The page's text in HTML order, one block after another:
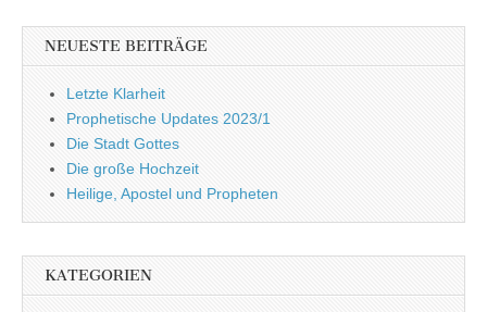
NEUESTE BEITRÄGE
Letzte Klarheit
Prophetische Updates 2023/1
Die Stadt Gottes
Die große Hochzeit
Heilige, Apostel und Propheten
KATEGORIEN